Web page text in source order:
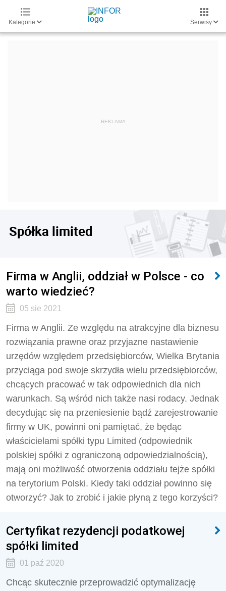
Kategorie Serwisy
Spółka limited
Firma w Anglii, oddział w Polsce - co
warto wiedzieć?
05 sie 2021
Firma w Anglii. Ze względu na atrakcyjne dla biznesu
rozwiązania prawne oraz przyjazne nastawienie
urzędów względem przedsiębiorców, Wielka Brytania
przyciąga pod swoje skrzydła wielu przedsiębiorców,
chcących pracować w tak odpowiednich dla nich
warunkach. Są wśród nich także nasi rodacy. Jednak
decydując się na przeniesienie bądź zarejestrowanie
firmy w UK, powinni oni pamiętać, że będąc
właścicielami spółki typu Limited (odpowiednik
polskiej spółki z ograniczoną odpowiedzialnością),
mają oni możliwość otworzenia oddziału tejże spółki
na terytorium Polski. Kiedy taki oddział powinno się
otworzyć? Jak to zrobić i jakie płyną z tego korzyści?
Certyfikat rezydencji podatkowej
spółki limited
01 paź 2020
Chcąc skutecznie przeprowadzić optymalizację